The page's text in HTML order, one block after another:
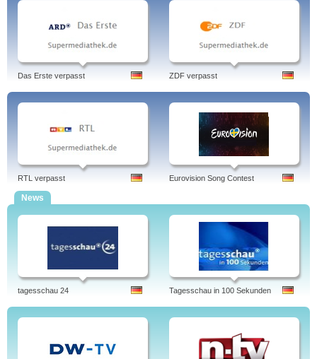
Das Erste verpasst ZDF verpasst
RTL verpasst Eurovision Song Contest
News
tagesschau 24 Tagesschau in 100 Sekunden